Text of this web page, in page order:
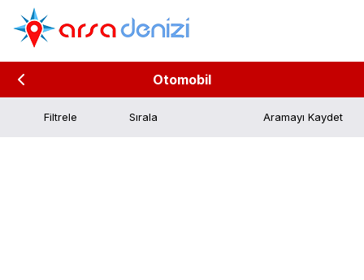
Otomobil
Filtrele Aramayı Kaydet